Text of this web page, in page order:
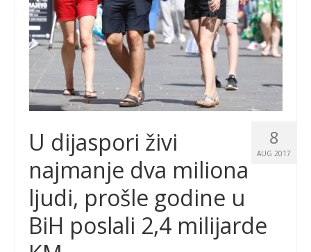
8
AUG 2017
U dijaspori živi
najmanje dva miliona
ljudi, prošle godine u
BiH poslali 2,4 milijarde